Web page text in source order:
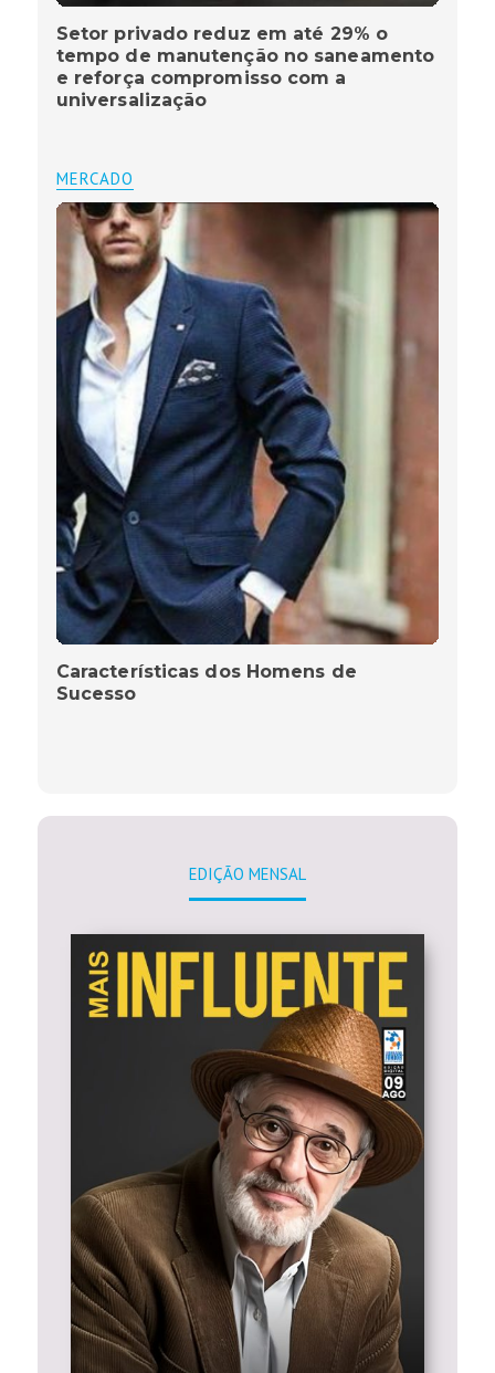
Setor privado reduz em até 29% o
tempo de manutenção no saneamento
e reforça compromisso com a
universalização
MERCADO
Características dos Homens de
Sucesso
EDIÇÃO MENSAL